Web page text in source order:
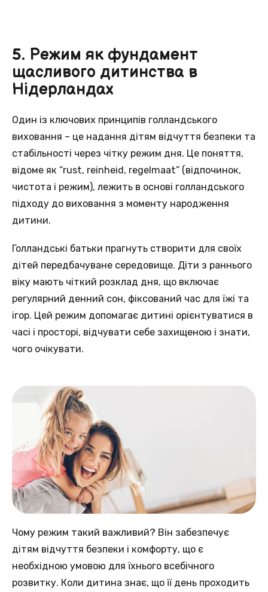
5. Режим як фундамент
щасливого дитинства в
Нідерландах
Один із ключових принципів голландського
виховання – це надання дітям відчуття безпеки та
стабільності через чітку режим дня. Це поняття,
відоме як “rust, reinheid, regelmaat” (відпочинок,
чистота і режим), лежить в основі голландського
підходу до виховання з моменту народження
дитини.
Голландські батьки прагнуть створити для своїх
дітей передбачуване середовище. Діти з раннього
віку мають чіткий розклад дня, що включає
регулярний денний сон, фіксований час для їжі та
ігор. Цей режим допомагає дитині орієнтуватися в
часі і просторі, відчувати себе захищеною і знати,
чого очікувати.
Чому режим такий важливий? Він забезпечує
дітям відчуття безпеки і комфорту, що є
необхідною умовою для їхнього всебічного
розвитку. Коли дитина знає, що її день проходить